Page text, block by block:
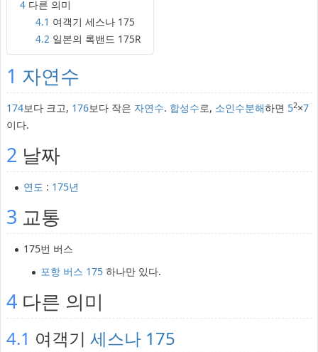
4 다른 의미
4.1 여객기 세스나 175
4.2 일본의 록밴드 175R
1 자연수
174보다 크고, 176보다 작은 자연수. 합성수로, 소인수분해하면 52×7
이다.
2 날짜
연도 : 175년
3 교통
175번 버스
포항 버스 175하나만 있다.
4다른 의미
4.1 여객기 세스나 175